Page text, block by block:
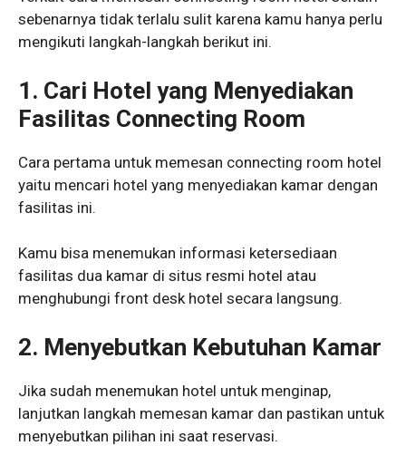
sebenarnya tidak terlalu sulit karena kamu hanya perlu
mengikuti langkah-langkah berikut ini.
1. Cari Hotel yang Menyediakan
Fasilitas Connecting Room
Cara pertama untuk memesan connecting room hotel
yaitu mencari hotel yang menyediakan kamar dengan
fasilitas ini.
Kamu bisa menemukan informasi ketersediaan
fasilitas dua kamar di situs resmi hotel atau
menghubungi front desk hotel secara langsung.
2. Menyebutkan Kebutuhan Kamar
Jika sudah menemukan hotel untuk menginap,
lanjutkan langkah memesan kamar dan pastikan untuk
menyebutkan pilihan ini saat reservasi.